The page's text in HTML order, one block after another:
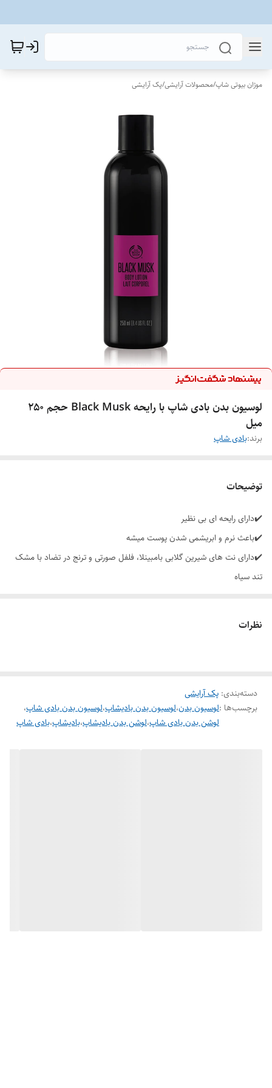
موژان بیوتی شاپ/محصولات آرایشی/پک آرایشی
لوسیون بدن بادی شاپ با رایحه Black Musk حجم ۲۵۰
میل
برند:بادی شاپ
توضیحات
✔️دارای رایحه ای بی نظیر
✔️باعث نرم و ابریشمی شدن پوست میشه
✔️دارای نت های شیرین گلابی بامبینلا، فلفل صورتی و ترنج در تضاد با مشک
تند سیاه
نظرات
دسته‌بندی: پک آرایشی
برچسب‌ها :لوسیون بدن،لوسیون بدن بادیشاپ،لوسیون بدن بادی شاپ،
لوشن بدن بادی شاپ،لوشن بدن بادیشاپ،بادیشاپ،بادی شاپ